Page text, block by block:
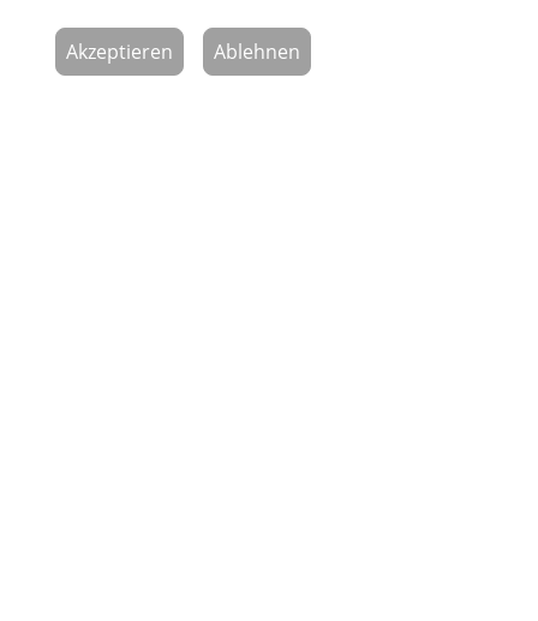
Zufriedene Kunden
Akzeptieren Ablehnen